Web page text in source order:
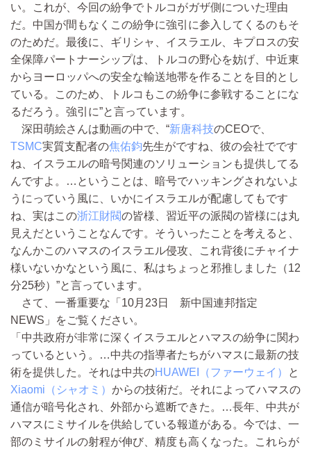
い。これが、今回の紛争でトルコがガザ側についた理由
だ。中国が間もなくこの紛争に強引に参入してくるのもそ
のためだ。最後に、ギリシャ、イスラエル、キプロスの安
全保障パートナーシップは、トルコの野心を妨げ、中近東
からヨーロッパへの安全な輸送地帯を作ることを目的とし
ている。このため、トルコもこの紛争に参戦することにな
るだろう。強引に”と言っています。
深田萌絵さんは動画の中で、“新唐科技のCEOで、
TSMC実質支配者の焦佑鈞先生がですね、彼の会社でです
ね、イスラエルの暗号関連のソリューションも提供してる
んですよ。…ということは、暗号でハッキングされないよ
うにっていう風に、いかにイスラエルが配慮してもです
ね、実はこの浙江財閥の皆様、習近平の派閥の皆様には丸
見えだということなんです。そういったことを考えると、
なんかこのハマスのイスラエル侵攻、これ背後にチャイナ
様いないかなという風に、私はちょっと邪推しました（12
分25秒）”と言っています。
さて、一番重要な「10月23日 新中国連邦指定
NEWS」をご覧ください。
「中共政府が非常に深くイスラエルとハマスの紛争に関わ
っているという。…中共の指導者たちがハマスに最新の技
術を提供した。それは中共のHUAWEI（ファーウェイ）
と
Xiaomi（シャオミ） からの技術だ。それによってハマスの
通信が暗号化され、外部から遮断できた。…長年、中共が
ハマスにミサイルを供給している報道がある。今では、一
部のミサイルの射程が伸び、精度も高くなった。これらが